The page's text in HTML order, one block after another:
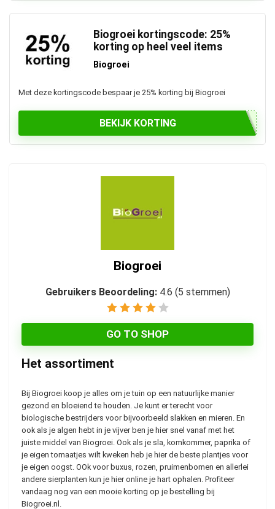
Biogroei kortingscode: 25%
korting op heel veel items
Biogroei
Met deze kortingscode bespaar je 25% korting bij Biogroei
BEKIJK KORTING
Biogroei
Gebruikers Beoordeling: 4.6 (5 stemmen)
GO TO SHOP
Het assortiment
Bij Biogroei koop je alles om je tuin op een natuurlijke manier
gezond en bloeiend te houden. Je kunt er terecht voor
biologische bestrijders voor bijvoorbeeld slakken en mieren. En
ook als je algen hebt in je vijver ben je hier snel vanaf met het
juiste middel van Biogroei. Ook als je sla, komkommer, paprika of
je eigen tomaatjes wilt kweken heb je hier de beste plantjes voor
je eigen oogst. OOk voor buxus, rozen, pruimenbomen en allerlei
andere sierplanten kun je hier online je hart ophalen. Profiteer
vandaag nog van een mooie korting op je bestelling bij
Biogroei.nl.